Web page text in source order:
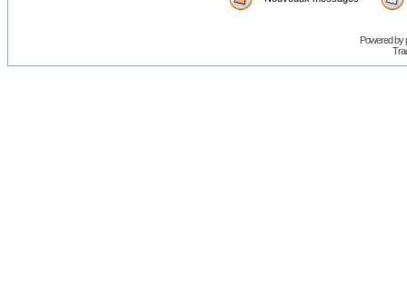
Powered by